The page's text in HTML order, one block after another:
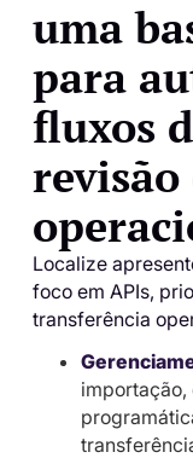
uma
para
fluxos
Localize
foco em APIs,
transferência